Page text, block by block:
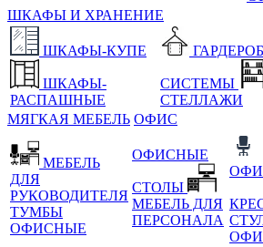
ШКАФЫ И ХРАНЕНИЕ
ШКАФЫ-КУПЕ
ШКАФЫ-
РАСПАШНЫЕ
СИСТЕМЫ
СТЕЛЛАЖИ
МЯГКАЯ МЕБЕЛЬ ОФИС
МЕБЕЛЬ
ДЛЯ
РУКОВОДИТЕЛЯ
ТУМБЫ
ОФИСНЫЕ
ОФИСНЫЕ
СТОЛЫ
МЕБЕЛЬ ДЛЯ
ПЕРСОНАЛА